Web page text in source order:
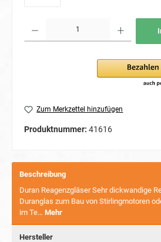
Zum Merkzettel hinzufügen
Produktnummer: 41616
Beschreibung
Duran Reagenzgläser Sehr dickwandige
Duranglas zum Bau von Stirlingmotoren
im Te… Mehr
Hersteller